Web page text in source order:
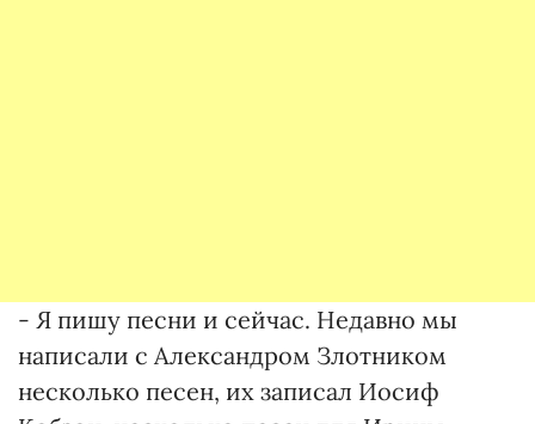
- Я пишу песни и сейчас. Недавно мы
написали с Александром Злотником
несколько песен, их записал Иосиф